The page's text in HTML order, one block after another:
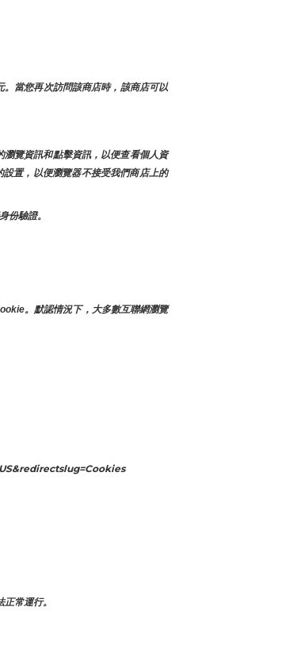
當您再次訪問該商店時，該商店可以
覽資訊和點擊資訊，以便查看個人資
置，以便瀏覽器不接受我們商店上的
份驗證。
。默認情況下，大多數互聯網瀏覽
常運行。